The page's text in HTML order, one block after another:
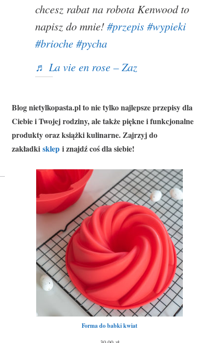
chcesz rabat na robota Kenwood to
napisz do mnie! #przepis #wypieki
#brioche #pycha
♬ La vie en rose – Zaz
Blog nietylkopasta.pl to nie tylko najlepsze przepisy dla
Ciebie i Twojej rodziny, ale także piękne i funkcjonalne
produkty oraz książki kulinarne. Zajrzyj do
zakładki sklep i znajdź coś dla siebie!
Forma do babki kwiat